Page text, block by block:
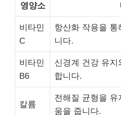
영양소
비타민
C
항산화 작용을
니다.
비타민
B6
신경계 건강 유지
합니다.
칼륨
전해질 균형을
움을 줍니다.